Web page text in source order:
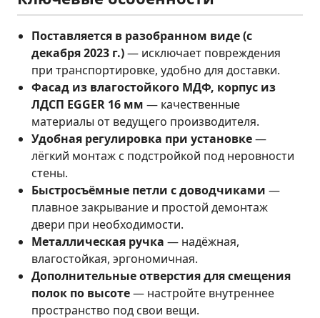
Поставляется в разобранном виде (с
декабря 2023 г.)— исключает повреждения
при транспортировке, удобно для доставки.
Фасад из влагостойкого МДФ, корпус из
ЛДСП EGGER 16 мм — качественные
материалы от ведущего производителя.
Удобная регулировка при установке—
лёгкий монтаж с подстройкой под неровности
стены.
Быстросъёмные петли с доводчиками —
плавное закрывание и простой демонтаж
двери при необходимости.
Металлическая ручка — надёжная,
влагостойкая, эргономичная.
Дополнительные отверстия для смещения
полок по высоте— настройте внутреннее
пространство под свои вещи.